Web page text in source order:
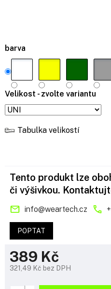
barva
Velikost - zvolte variantu
Tabulka velikostí
389 Kč
321,49 Kč bez DPH
Tento produkt lze
či výšivkou.
info@weartech.cz
POPTAT